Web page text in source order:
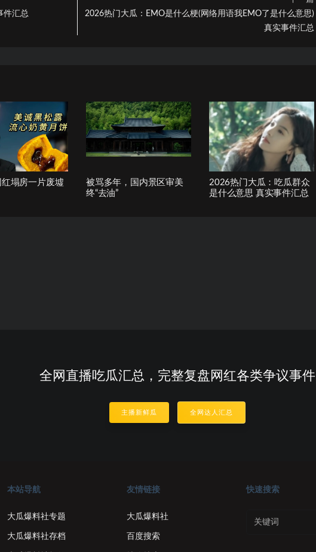
件汇总
2026热门大瓜：EMO是什么梗(网络用语我EMO了是什么意思)
真实事件汇总
塌房一片废墟
被骂多年，国内景区审美
终“去油”
2026热门大瓜：吃瓜群众
是什么意思 真实事件汇总
全网直播吃瓜汇总，完整复盘网红各类争议事件
主播新鲜瓜 全网达人汇总
本站导航
大瓜爆料社专题
大瓜爆料社存档
友情链接
大瓜爆料社
百度搜索
快速搜索